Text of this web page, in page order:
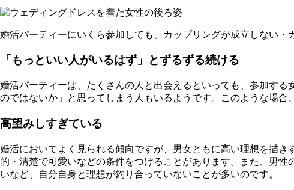
婚活パーティーにいくら参加しても、カップリングが成立しない
「もっといい人がいるはず」とずるずる続ける
婚活パーティーは、たくさんの人と出会えるといっても、参加す
のではないか」と思ってしまう人もいるようです。このような場合、
高望みしすぎている
婚活においてよく見られる傾向ですが、 男女ともに高い理想を描き
的・清楚で可愛いなどの条件をつけることがあります。また、男
いなど、
自分自身と理想が釣り合っていないことが多いのです。